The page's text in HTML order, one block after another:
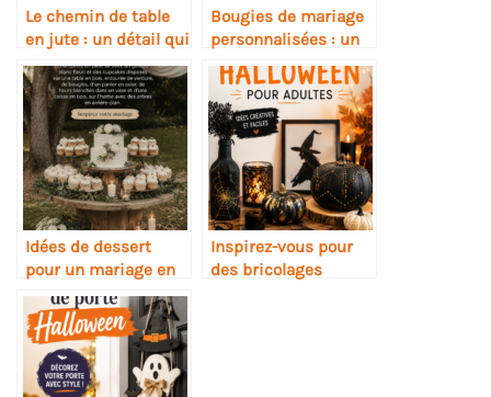
Le chemin de table
en jute : un détail qui
fait la différence
Bougies de mariage
personnalisées : un
cadeau parfumé
inoubliable
Idées de dessert
pour un mariage en
plein air réussi
Inspirez-vous pour
des bricolages